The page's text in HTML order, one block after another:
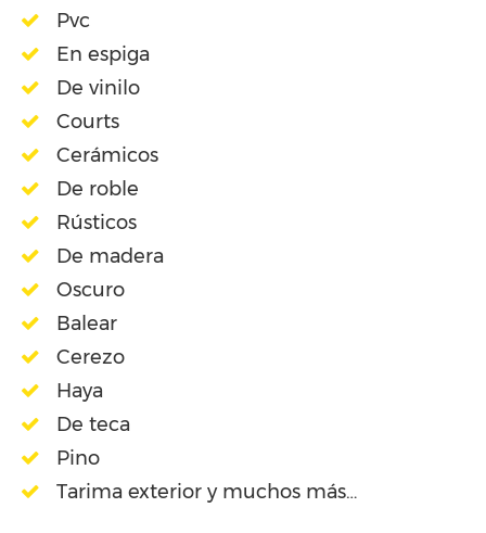
Pvc
En espiga
De vinilo
Courts
Cerámicos
De roble
Rústicos
De madera
Oscuro
Balear
Cerezo
Haya
De teca
Pino
Tarima exterior y muchos más…